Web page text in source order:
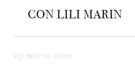
CON LILI MARIN
03 marzo 2020